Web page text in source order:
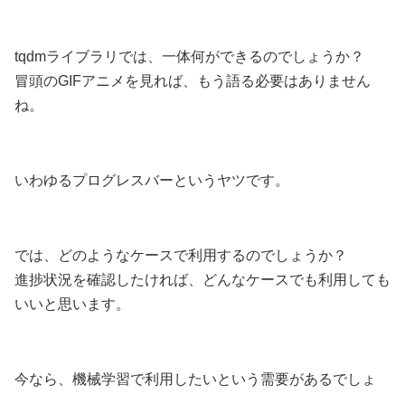
tqdmライブラリでは、一体何ができるのでしょうか？
冒頭のGIFアニメを見れば、もう語る必要はありません
ね。
いわゆるプログレスバーというヤツです。
では、どのようなケースで利用するのでしょうか？
進捗状況を確認したければ、どんなケースでも利用しても
いいと思います。
今なら、機械学習で利用したいという需要があるでしょ